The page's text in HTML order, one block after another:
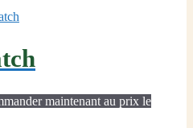
maintenant au prix le